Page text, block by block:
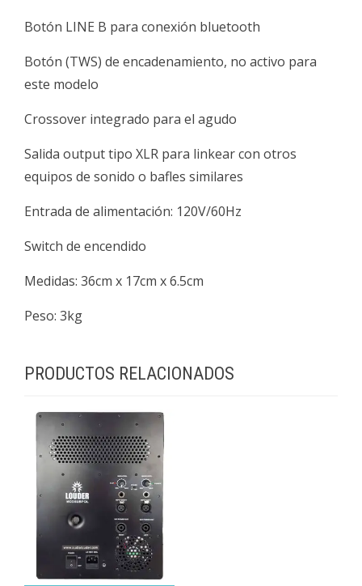
Botón LINE B para conexión bluetooth
Botón (TWS) de encadenamiento, no activo para
este modelo
Crossover integrado para el agudo
Salida output tipo XLR para linkear con otros
equipos de sonido o bafles similares
Entrada de alimentación: 120V/60Hz
Switch de encendido
Medidas: 36cm x 17cm x 6.5cm
Peso: 3kg
PRODUCTOS RELACIONADOS